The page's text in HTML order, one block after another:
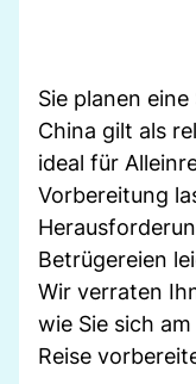
Sie planen
China gilt als
ideal für
Vorbereitung
Betrügereien
Wir verraten
wie Sie sich
Reise